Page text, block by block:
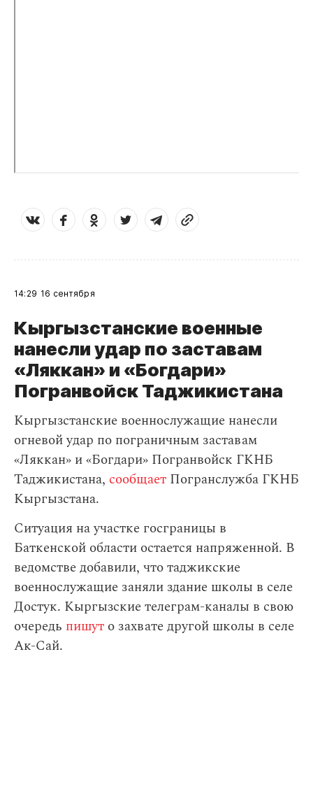
14:29 16 сентября
Кыргызстанские военные
нанесли удар по заставам
«Ляккан» и «Богдари»
Погранвойск Таджикистана
Кыргызстанские военнослужащие нанесли
огневой удар по пограничным заставам
«Ляккан» и «Богдари» Погранвойск ГКНБ
Таджикистана, сообщает Погранслужба ГКНБ
Кыргызстана.
Ситуация на участке госграницы в
Баткенской области остается напряженной. В
ведомстве добавили, что таджикские
военнослужащие заняли здание школы в селе
Достук. Кыргызские телеграм-каналы в свою
очередь пишут о захвате другой школы в селе
Ак-Сай.